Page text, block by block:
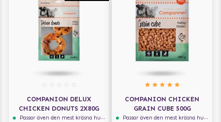
COMPANION DELUX
CHICKEN DONUTS 2X80G
Passar även den mest kräsna hunden
COMPANION CHICKEN
GRAIN CUBE 500G
Passar även den mest kräsna hunden